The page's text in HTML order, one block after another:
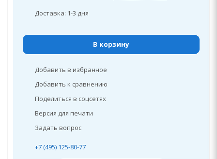
Доставка: 1-3 дня
В корзину
Добавить в избранное
Добавить к сравнению
Поделиться в соцсетях
Версия для печати
Задать вопрос
+7 (495) 125-80-77